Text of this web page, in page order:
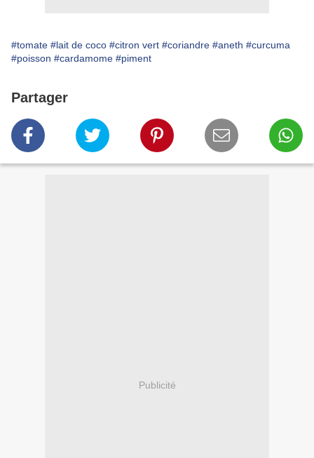
#tomate #lait de coco #citron vert #coriandre #aneth #curcuma
#poisson #cardamome #piment
Partager
Publicité